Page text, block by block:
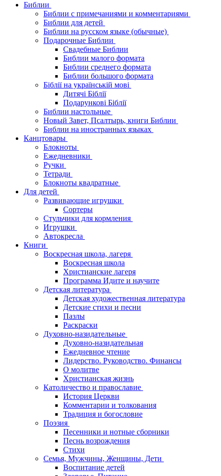
Библии
Библии с примечаниями и комментариями
Библии для детей
Библии на русском языке (обычные)
Подарочные Библии
Свадебные Библии
Библии малого формата
Библии среднего формата
Библии большого формата
Біблії на українській мові
Дитячі Біблії
Подарункові Біблії
Библии настольные
Новый Завет, Псалтырь, книги Библии
Библии на иностранных языках
Канцтовары
Блокноты
Ежедневники
Ручки
Тетради
Блокноты квадратные
Для детей
Развивающие игрушки
Сортеры
Стульчики для кормления
Игрушки
Автокресла
Книги
Воскресная школа, лагеря
Воскресная школа
Христианские лагеря
Программа Идите и научите
Детская литература
Детская художественная литература
Детские стихи и песни
Пазлы
Раскраски
Духовно-назидательные
Духовно-назидательная
Ежедневное чтение
Лидерство. Руководство. Финансы
О молитве
Христианская жизнь
Католичество и православие
История Церкви
Комментарии и толкования
Традиция и богословие
Поэзия
Песенники и нотные сборники
Песнь возрождения
Стихи
Семья, Мужчины, Женщины, Дети
Воспитание детей